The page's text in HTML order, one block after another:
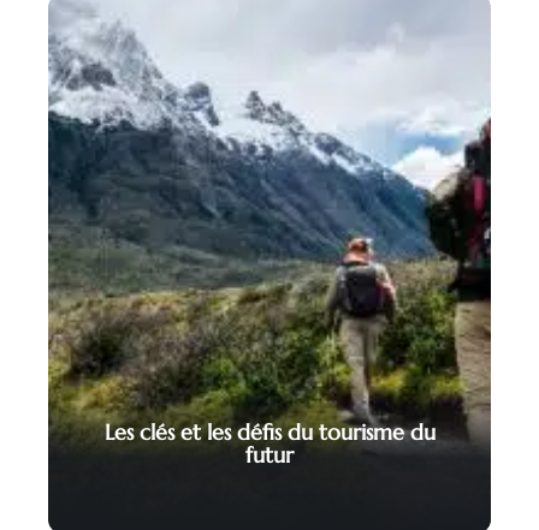
Les clés et les défis du tourisme du
futur